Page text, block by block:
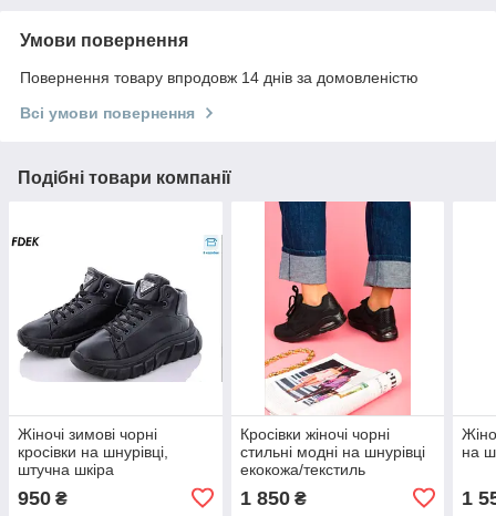
Умови повернення
Повернення товару впродовж 14 днів за домовленістю
Всі умови повернення
Подібні товари компанії
Жіночі зимові чорні
кросівки на шнурівці,
штучна шкіра
950 ₴
Кросівки жіночі чорні
стильні модні на шнурівці
екокожа/текстиль
1 850₴
на
1